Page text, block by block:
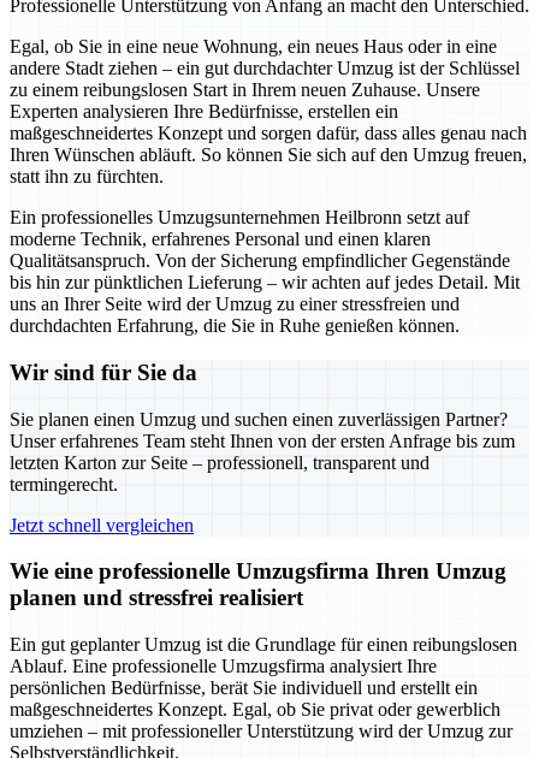
Professionelle Unterstützung von Anfang an macht den Unterschied.
Egal, ob Sie in eine neue Wohnung, ein neues Haus oder in eine
andere Stadt ziehen – ein gut durchdachter Umzug ist der Schlüssel
zu einem reibungslosen Start in Ihrem neuen Zuhause. Unsere
Experten analysieren Ihre Bedürfnisse, erstellen ein
maßgeschneidertes Konzept und sorgen dafür, dass alles genau nach
Ihren Wünschen abläuft. So können Sie sich auf den Umzug freuen,
statt ihn zu fürchten.
Ein professionelles Umzugsunternehmen Heilbronn setzt auf
moderne Technik, erfahrenes Personal und einen klaren
Qualitätsanspruch. Von der Sicherung empfindlicher Gegenstände
bis hin zur pünktlichen Lieferung – wir achten auf jedes Detail. Mit
uns an Ihrer Seite wird der Umzug zu einer stressfreien und
durchdachten Erfahrung, die Sie in Ruhe genießen können.
Wir sind für Sie da
Sie planen einen Umzug und suchen einen zuverlässigen Partner?
Unser erfahrenes Team steht Ihnen von der ersten Anfrage bis zum
letzten Karton zur Seite – professionell, transparent und
termingerecht.
Jetzt schnell vergleichen
Wie eine professionelle Umzugsfirma Ihren Umzug
planen und stressfrei realisiert
Ein gut geplanter Umzug ist die Grundlage für einen reibungslosen
Ablauf. Eine professionelle Umzugsfirma analysiert Ihre
persönlichen Bedürfnisse, berät Sie individuell und erstellt ein
maßgeschneidertes Konzept. Egal, ob Sie privat oder gewerblich
umziehen – mit professioneller Unterstützung wird der Umzug zur
Selbstverständlichkeit.